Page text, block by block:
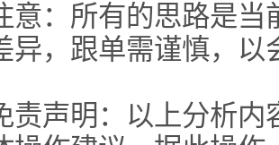
所有的思路是当
异，跟单需谨慎，以
明：以上分析内